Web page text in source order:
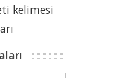
kelimesi